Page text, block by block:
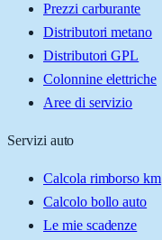
Prezzi carburante
Distributori metano
Distributori GPL
Colonnine elettriche
Aree di servizio
Servizi auto
Calcola rimborso km
Calcolo bollo auto
Le mie scadenze